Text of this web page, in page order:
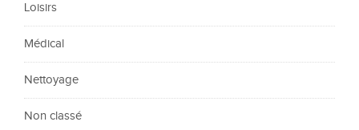
Loisirs
Médical
Nettoyage
Non classé